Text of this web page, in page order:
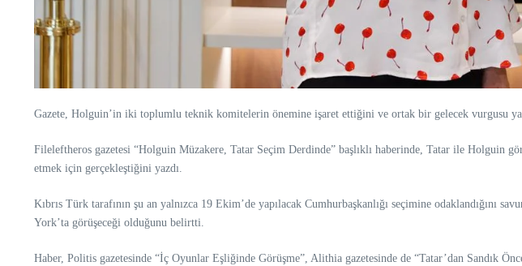
Gazete, Holguin’in iki toplumlu teknik komitelerin önemine işaret ettiğini ve ortak bir gelecek vurgusu
Fileleftheros gazetesi “Holguin Müzakere, Tatar Seçim Derdinde” başlıklı haberinde, Tatar ile Holguin
etmek için gerçekleştiğini yazdı.
Kıbrıs Türk tarafının şu an yalnızca 19 Ekim’de yapılacak Cumhurbaşkanlığı seçimine odaklandığını
York’ta görüşeceği olduğunu belirtti.
Haber, Politis gazetesinde “İç Oyunlar Eşliğinde Görüşme”, Alithia gazetesinde de “Tatar’dan Sandık